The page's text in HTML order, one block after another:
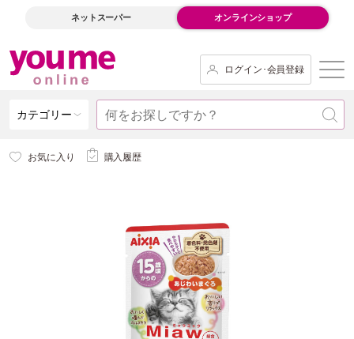
ネットスーパー オンラインショップ
ログイン･会員登録
カテゴリー
お気に入り 購入履歴